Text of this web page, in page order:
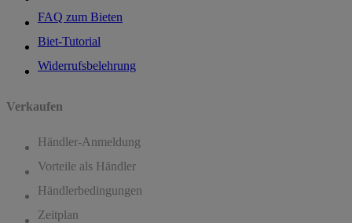
FAQ zum Bieten
Biet-Tutorial
Widerrufsbelehrung
Verkaufen
Händler-Anmeldung
Vorteile als Händler
Händlerbedingungen
Zeitplan